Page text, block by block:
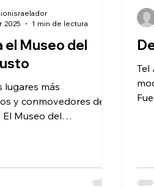
el Museo del
lugares más
y conmovedores de
Museo del
2025
1 min de lectura
Tel